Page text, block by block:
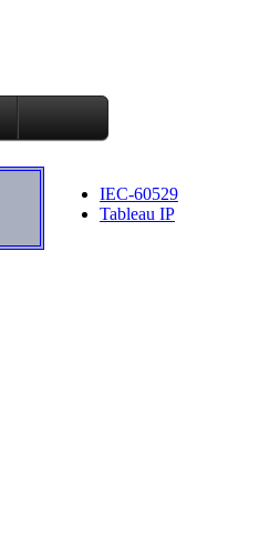
IEC-60529
Tableau IP